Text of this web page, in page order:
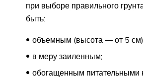
при выборе правильного
быть:
объемным (высота — от 5
в меру заиленным;
обогащенным питательными